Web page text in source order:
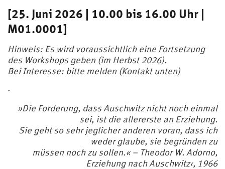
[25. Juni 2026 | 10.00 bis 16.00 Uhr |
M01.0001]
Hinweis: Es wird voraussichtlich eine Fortsetzung
des Workshops geben (im Herbst 2026).
Bei Interesse: bitte melden (Kontakt unten)
·
»Die Forderung, dass Auschwitz nicht noch einmal
sei, ist die allererste an Erziehung.
Sie geht so sehr jeglicher anderen voran, dass ich
weder glaube, sie begründen zu
müssen noch zu sollen.« – Theodor W. Adorno,
Erziehung nach Auschwitz‹, 1966